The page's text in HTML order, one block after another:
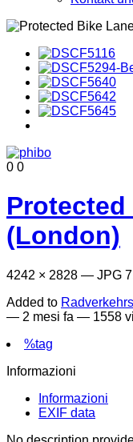
0 0
(London)
4242 × 2828 — JPG
Added to
— 2 mesi fa — 1558
%tag
Informazioni
Informazioni
EXIF data